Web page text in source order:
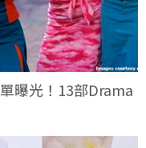
曝光！13部Drama